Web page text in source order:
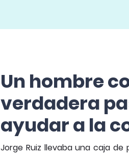
Un hombre
verdadera
ayudar a la
Jorge Ruiz llevaba una caja